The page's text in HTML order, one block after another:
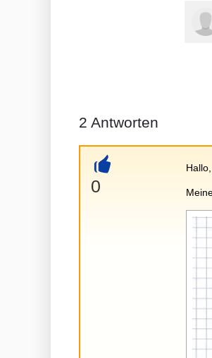
2 Antworten
+
0
Hallo,